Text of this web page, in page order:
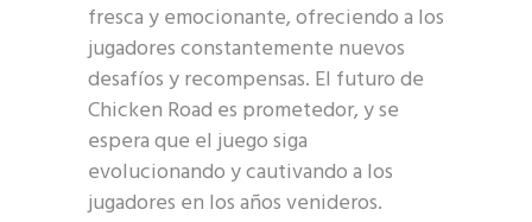
fresca y emocionante, ofreciendo a los
jugadores constantemente nuevos
desafíos y recompensas. El futuro de
Chicken Road es prometedor, y se
espera que el juego siga
evolucionando y cautivando a los
jugadores en los años venideros.